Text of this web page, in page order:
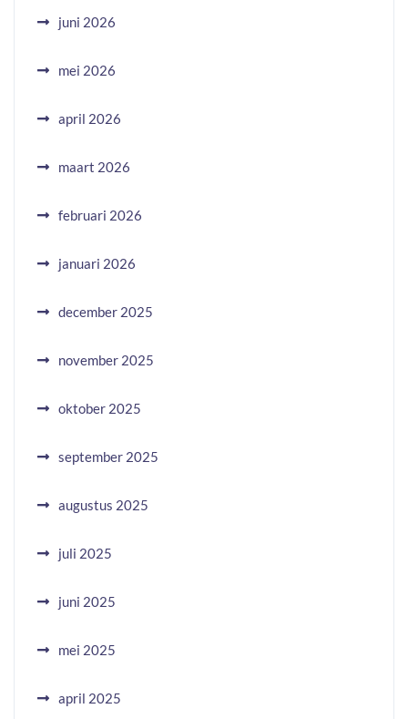
juni 2026
mei 2026
april 2026
maart 2026
februari 2026
januari 2026
december 2025
november 2025
oktober 2025
september 2025
augustus 2025
juli 2025
juni 2025
mei 2025
april 2025